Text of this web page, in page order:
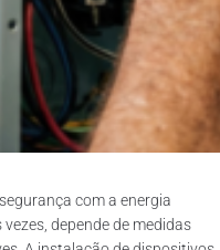
com a energia
depende de medidas